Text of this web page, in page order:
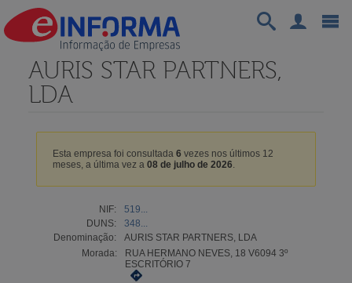
AURIS STAR PARTNERS,
LDA
Esta empresa foi consultada 6 vezes nos últimos 12
meses, a última vez a 08 de julho de 2026.
NIF:
519...
DUNS:
348...
Denominação:
AURIS STAR PARTNERS, LDA
Morada:
RUA HERMANO NEVES, 18 V6094 3º
ESCRITÓRIO 7